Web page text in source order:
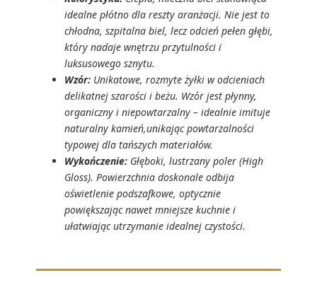
idealne płótno dla reszty aranżacji. Nie jest to
chłodna, szpitalna biel, lecz odcień pełen głębi,
który nadaje wnętrzu przytulności i
luksusowego sznytu.
Wzór: Unikatowe, rozmyte żyłki w odcieniach
delikatnej szarości i beżu. Wzór jest płynny,
organiczny i niepowtarzalny – idealnie imituje
naturalny kamień,unikając powtarzalności
typowej dla tańszych materiałów.
Wykończenie: Głęboki, lustrzany poler (High
Gloss). Powierzchnia doskonale odbija
oświetlenie podszafkowe, optycznie
powiększając nawet mniejsze kuchnie i
ułatwiając utrzymanie idealnej czystości.